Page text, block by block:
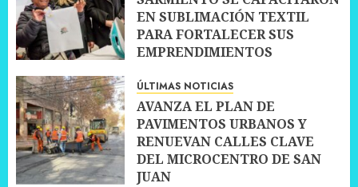
EN SUBLIMACIÓN TEXTIL
PARA FORTALECER SUS
EMPRENDIMIENTOS
ÚLTIMAS NOTICIAS
AVANZA EL PLAN DE
PAVIMENTOS URBANOS Y
RENUEVAN CALLES CLAVE
DEL MICROCENTRO DE SAN
JUAN